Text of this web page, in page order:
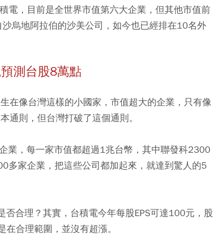
電，目前是全世界市值第六大企業，但其他市值前
烏地阿拉伯的沙美公司，如今也已經排在10名外
測台股8萬點
在像台灣這樣的小國家，市值超大的企業，只有像
通則，但台灣打破了這個通則。
業，每一家市值都超過1兆台幣，其中聯發科2300
多家企業，把這些公司都加起來，就達到驚人的5
合理？其實，台積電今年每股EPS可達100元，股
合理範圍，並沒有超漲。